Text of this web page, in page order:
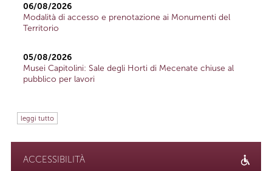
06/08/2026
Modalità di accesso e prenotazione ai Monumenti del
Territorio
05/08/2026
Musei Capitolini: Sale degli Horti di Mecenate chiuse al
pubblico per lavori
leggi tutto
ACCESSIBILITÀ